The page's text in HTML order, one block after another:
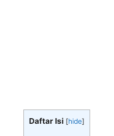
Daftar Isi [hide]